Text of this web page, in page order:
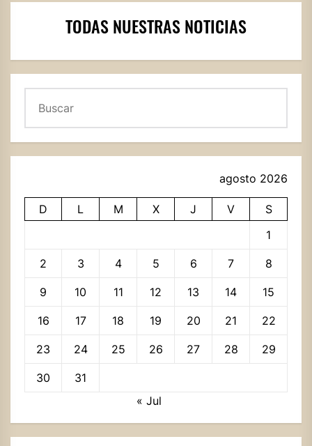
TODAS NUESTRAS NOTICIAS
agosto 2026
D L M X J V
S
1
2 3 4 5 6 7 8
9 10 11 12 13 14 15
16 17 18 19 20 21 22
23 24 25 26 27 28 29
30
31
« Jul